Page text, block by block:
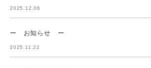
2025.12.06
ー お知らせ ー
2025.11.22